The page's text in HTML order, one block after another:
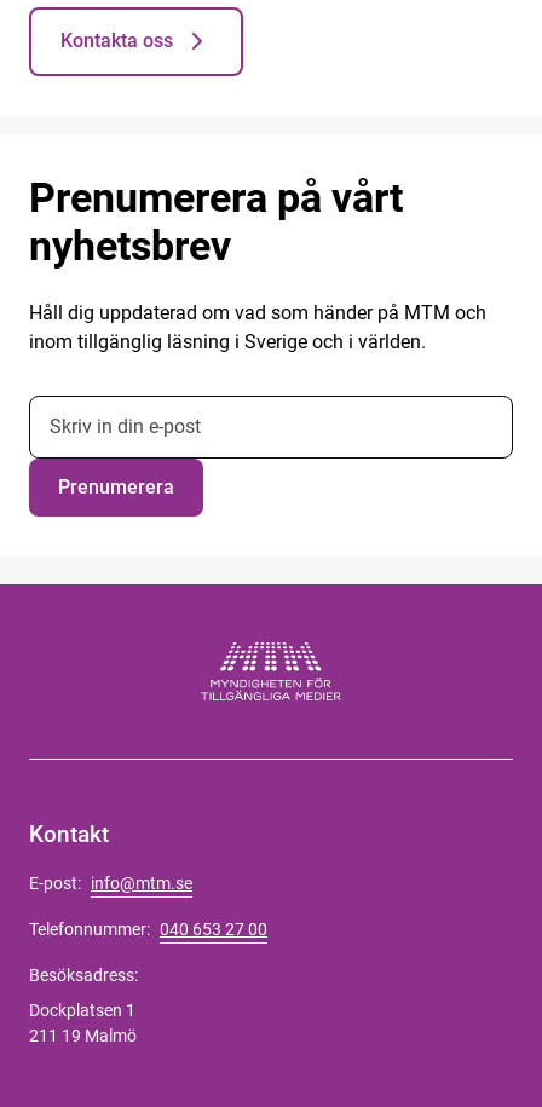
Kontakta oss
Prenumerera på vårt
nyhetsbrev
Håll dig uppdaterad om vad som händer på MTM och
inom tillgänglig läsning i Sverige och i världen.
E-postadress nyhetsbrevsprenumeration
Prenumerera
Kontakt
E-post: info@mtm.se
Telefonnummer: 040 653 27 00
Besöksadress:
Dockplatsen 1
211 19 Malmö